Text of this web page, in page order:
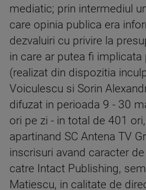
mediatic; prin intermediul
care opinia publica era
dezvaluiri cu privire la
in care ar putea fi implicata
(realizat din dispozitia
Voiculescu si Sorin
difuzat in perioada 9 - 30
ori pe zi - in total de 401
apartinand SC Antena TV
inscrisuri avand caracter
catre Intact Publishing,
Matiescu, in calitate de